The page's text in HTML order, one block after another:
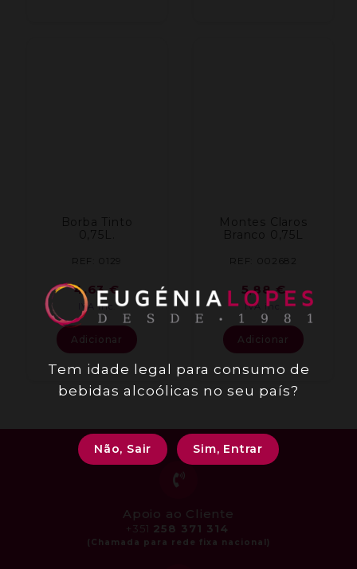
Borba Tinto
0,75L.
REF: 0129
4,63€
IVA inc.
Adicionar
Montes Claros
Branco 0,75L
REF: 002682
5,88€
IVA inc.
Adicionar
Apoio ao Cliente
+351 258 371 314
Tem idade legal para consumo de
bebidas alcoólicas no seu país?
Não, Sair Sim, Entrar